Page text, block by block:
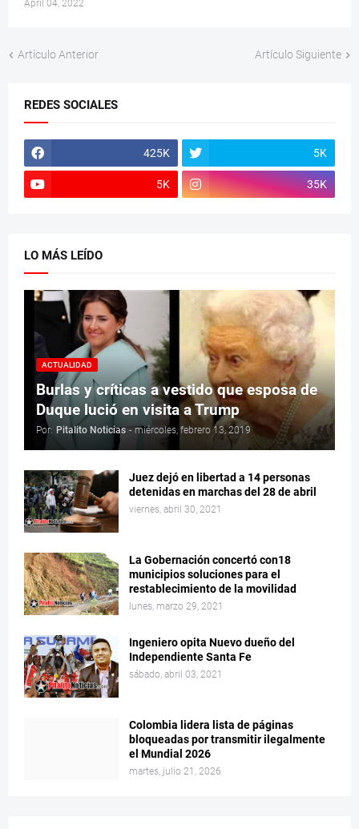
April 04, 2022
Artículo Anterior Artículo Siguiente
REDES SOCIALES
425K 5K
5K 35K
LO MÁS LEÍDO
ACTUALIDAD
Burlas y críticas a vestido que esposa de
Duque lució en visita a Trump
Por: Pitalito Noticias - miércoles, febrero 13, 2019
Juez dejó en libertad a 14 personas
detenidas en marchas del 28 de abril
viernes, abril 30, 2021
La Gobernación concertó con18
municipios soluciones para el
restablecimiento de la movilidad
lunes, marzo 29, 2021
Ingeniero opita Nuevo dueño del
Independiente Santa Fe
sábado, abril 03, 2021
Colombia lidera lista de páginas
bloqueadas por transmitir ilegalmente
el Mundial 2026
martes, julio 21, 2026